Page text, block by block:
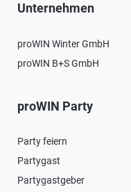
Unternehmen
proWIN Winter GmbH
proWIN B+S GmbH
proWIN Party
Party feiern
Partygast
Partygastgeber